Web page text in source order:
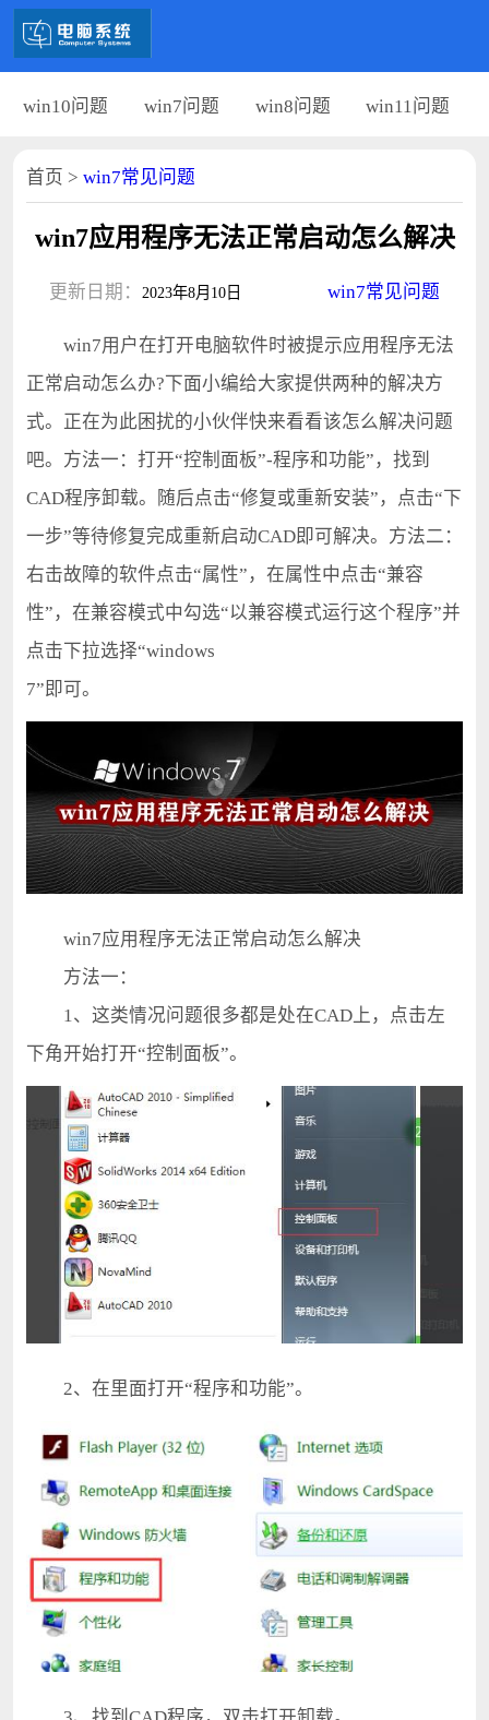
win10问题 win7问题 win8问题 win11问题
首页 > win7常见问题
win7应用程序无法正常启动怎么解决
更新日期： 2023年8月10日 win7常见问题
win7用户在打开电脑软件时被提示应用程序无法
正常启动怎么办?下面小编给大家提供两种的解决方
式。正在为此困扰的小伙伴快来看看该怎么解决问题
吧。方法一：打开“控制面板”-程序和功能”，找到
CAD程序卸载。随后点击“修复或重新安装”，点击“下
一步”等待修复完成重新启动CAD即可解决。方法二：
右击故障的软件点击“属性”，在属性中点击“兼容
性”，在兼容模式中勾选“以兼容模式运行这个程序”并
点击下拉选择“windows
7”即可。
win7应用程序无法正常启动怎么解决
方法一：
1、这类情况问题很多都是处在CAD上，点击左
下角开始打开“控制面板”。
2、在里面打开“程序和功能”。